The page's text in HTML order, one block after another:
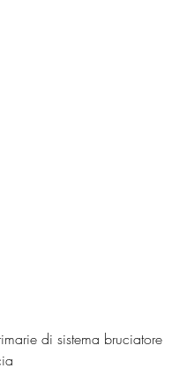
di sistema bruciatore